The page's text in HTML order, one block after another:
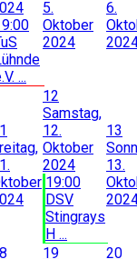
...
5.
Oktober
2024
6.
12
Samstag,
12.
Oktober
2024
19:00
DSV
Stingrays
H ...
13
13.
19
20